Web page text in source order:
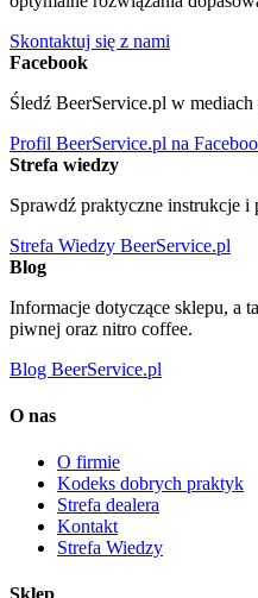
Skontaktuj się z nami
Facebook
Śledź BeerService.pl w mediach
Profil BeerService.pl na
Strefa wiedzy
Sprawdź praktyczne instrukcje
Strefa Wiedzy BeerService.pl
Blog
Informacje dotyczące sklepu, a
piwnej oraz nitro coffee.
Blog BeerService.pl
O nas
O firmie
Kodeks dobrych praktyk
Strefa dealera
Kontakt
Strefa Wiedzy